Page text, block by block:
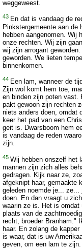
weggeweest.
43 En dat is vandaag de
Pinkstergemeente aan de
hebben aangenomen. Wij
onze rechten. Wij zijn
wij zijn arrogant
geworden. We lieten
binnenkomen.
44 Een lam, wanneer de
Zijn wol komt hem toe,
en binden zijn poten vast.
pakt gewoon zijn rechten
niets anders doen, omdat
keer het pad van een
geit is. Dwarsboom hem
is vandaag de reden
zijn.
45 Wij hebben onszelf het
mannen zijn zich alles
gedragen. Kijk naar ze,
afgeknipt haar, gemaakte
geleden noemde je...
doen. En dan vraagt u
waarin ze is. Het is omdat
plaats van de
recht, broeder Branham."
haar. En zolang de
is waar, dat is uw
geven, om een lam te